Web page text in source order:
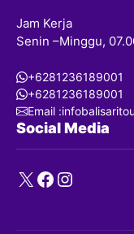
Jam Kerja
Senin –Minggu,
+6281236189001
+6281236189001
Email
Social Media
X Facebook